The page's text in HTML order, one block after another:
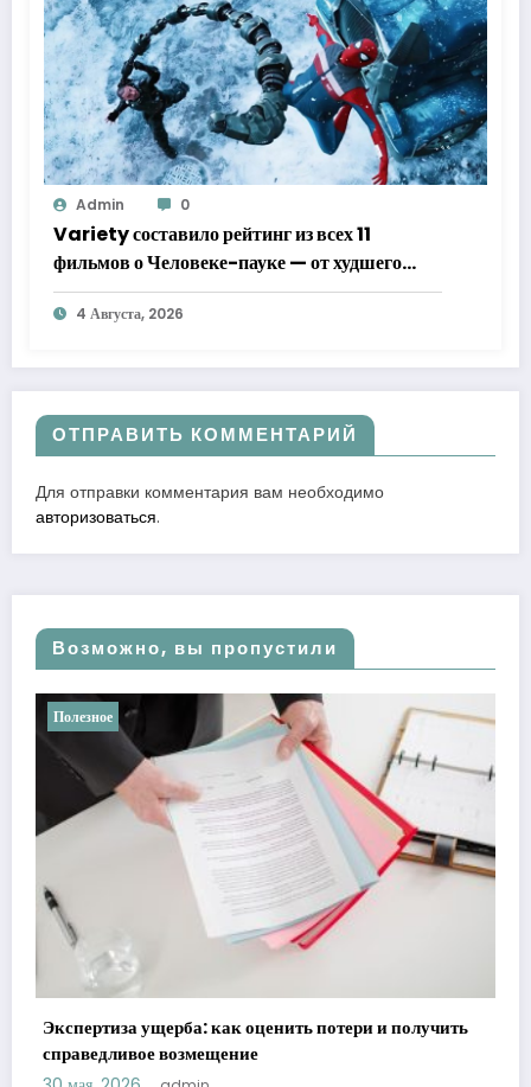
Admin 0
Variety составило рейтинг из всех 11
фильмов о Человеке-пауке — от худшего
к лучшему
4 Августа, 2026
ОТПРАВИТЬ КОММЕНТАРИЙ
Для отправки комментария вам необходимо
авторизоваться.
Возможно, вы пропустили
и получить
Полезное
21 мая, 2026 admin